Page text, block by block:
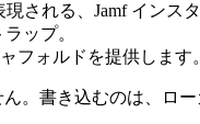
される、Jamf インス
ップ。
フォルドを提供します。
。書き込むのは、ロ